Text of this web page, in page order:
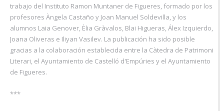
trabajo del Instituto Ramon Muntaner de Figueres, formado por los
profesores Àngela Castaño y Joan Manuel Soldevilla, y los
alumnos Laia Genover, Èlia Gràvalos, Blai Higueras, Álex Izquierdo,
Joana Oliveras e Iliyan Vasilev. La publicación ha sido posible
gracias a la colaboración establecida entre la Càtedra de Patrimoni
Literari, el Ayuntamiento de Castelló d'Empúries y el Ayuntamiento
de Figueres.
***